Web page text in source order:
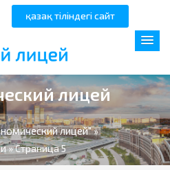
қазақ тіліндегі сайт
лицей
лицей"»
» Страница 5